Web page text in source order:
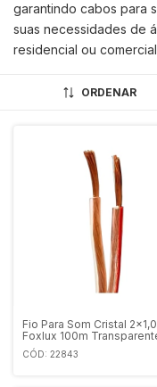
garantindo cabos para
suas necessidades de
residencial ou
ORDENAR
Fio Para Som Cristal
Foxlux 100m
CÓD: 22843